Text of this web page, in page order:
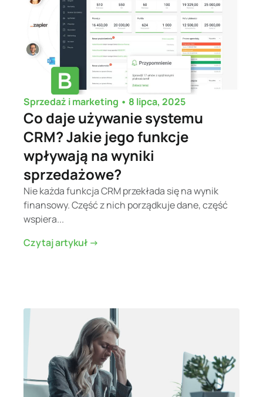
Sprzedaż i marketing • 8 lipca, 2025
Co daje używanie systemu
CRM? Jakie jego funkcje
wpływają na wyniki
sprzedażowe?
Nie każda funkcja CRM przekłada się na wynik
finansowy. Część z nich porządkuje dane, część
wspiera...
Czytaj artykuł ->